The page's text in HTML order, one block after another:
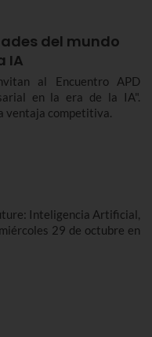
del mundo
IA
al Encuentro APD
en la era de la IA".
ventaja competitiva.
Inteligencia Artificial,
29 de octubre en